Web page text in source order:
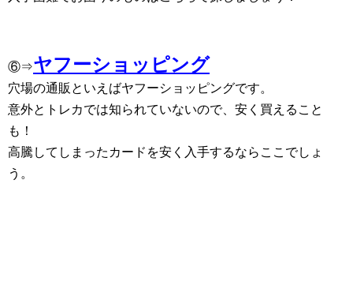
⑥⇒ヤフーショッピング
穴場の通販といえばヤフーショッピングです。
意外とトレカでは知られていないので、安く買えること
も！
高騰してしまったカードを安く入手するならここでしょ
う。